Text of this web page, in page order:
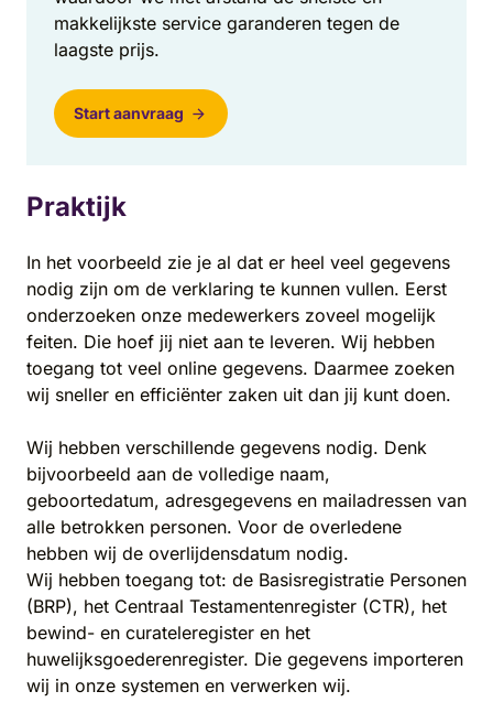
makkelijkste service garanderen tegen de
laagste prijs.
Start aanvraag
Praktijk
In het voorbeeld zie je al dat er heel veel gegevens
nodig zijn om de verklaring te kunnen vullen. Eerst
onderzoeken onze medewerkers zoveel mogelijk
feiten. Die hoef jij niet aan te leveren. Wij hebben
toegang tot veel online gegevens. Daarmee zoeken
wij sneller en efficiënter zaken uit dan jij kunt doen.
Wij hebben verschillende gegevens nodig. Denk
bijvoorbeeld aan de volledige naam,
geboortedatum, adresgegevens en mailadressen van
alle betrokken personen. Voor de overledene
hebben wij de overlijdensdatum nodig.
Wij hebben toegang tot: de Basisregistratie Personen
(BRP), het Centraal Testamentenregister (CTR), het
bewind- en curateleregister en het
huwelijksgoederenregister. Die gegevens importeren
wij in onze systemen en verwerken wij.